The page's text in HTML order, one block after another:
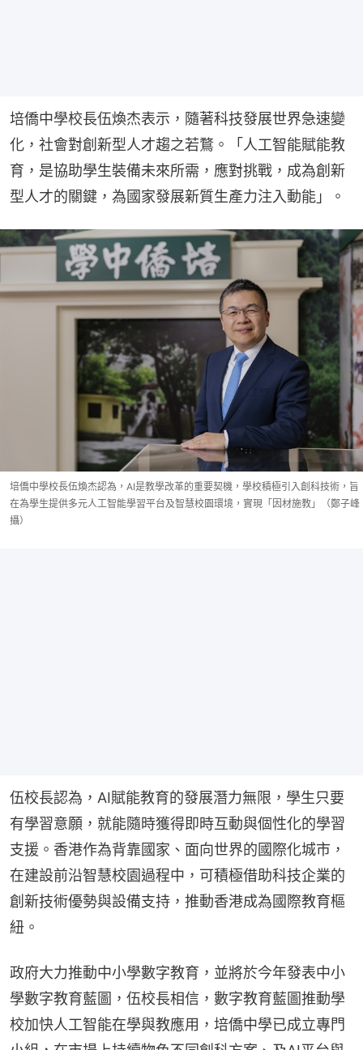
培僑中學校長伍煥杰表示，隨著科技發展世界急速變
化，社會對創新型人才趨之若鶩。「人工智能賦能教
育，是協助學生裝備未來所需，應對挑戰，成為創新
型人才的關鍵，為國家發展新質生產力注入動能」。
培僑中學校長伍煥杰認為，AI是教學改革的重要契機，學校積極引入創科技術，旨
在為學生提供多元人工智能學習平台及智慧校園環境，實現「因材施教」（鄭子峰
攝）
伍校長認為，AI賦能教育的發展潛力無限，學生只要
有學習意願，就能隨時獲得即時互動與個性化的學習
支援。香港作為背靠國家、面向世界的國際化城市，
在建設前沿智慧校園過程中，可積極借助科技企業的
創新技術優勢與設備支持，推動香港成為國際教育樞
紐。
政府大力推動中小學數字教育，並將於今年發表中小
學數字教育藍圖，伍校長相信，數字教育藍圖推動學
校加快人工智能在學與教應用，培僑中學已成立專門